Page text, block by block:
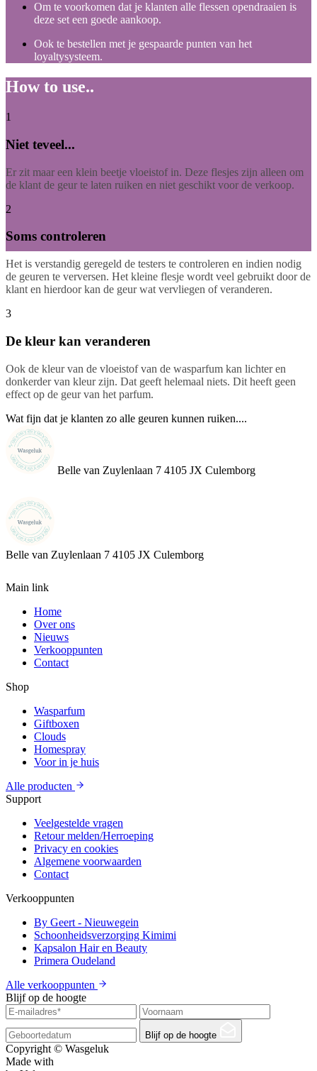
Om te voorkomen dat je klanten alle flessen opendraaien is
deze set een goede aankoop.
Ook te bestellen met je gespaarde punten van het
loyaltysysteem.
How to use..
1
Niet teveel...
Er zit maar een klein beetje vloeistof in. Deze flesjes zijn alleen om
de klant de geur te laten ruiken en niet geschikt voor de verkoop.
2
Soms controleren
Het is verstandig geregeld de testers te controleren en indien nodig
de geuren te verversen. Het kleine flesje wordt veel gebruikt door de
klant en hierdoor kan de geur wat vervliegen of veranderen.
3
De kleur kan veranderen
Ook de kleur van de vloeistof van de wasparfum kan lichter en
donkerder van kleur zijn. Dat geeft helemaal niets. Dit heeft geen
effect op de geur van het parfum.
Wat fijn dat je klanten zo alle geuren kunnen ruiken....
Belle van Zuylenlaan 7 4105 JX Culemborg
Belle van Zuylenlaan 7 4105 JX Culemborg
Main link
Home
Over ons
Nieuws
Verkooppunten
Contact
Shop
Wasparfum
Giftboxen
Clouds
Homespray
Voor in je huis
Alle producten
Support
Veelgestelde vragen
Retour melden/Herroeping
Privacy en cookies
Algemene voorwaarden
Contact
Verkooppunten
By Geert - Nieuwegein
Schoonheidsverzorging Kimimi
Kapsalon Hair en Beauty
Primera Oudeland
Alle verkooppunten
Blijf op de hoogte
Blijf op de hoogte
Copyright © Wasgeluk
Made with